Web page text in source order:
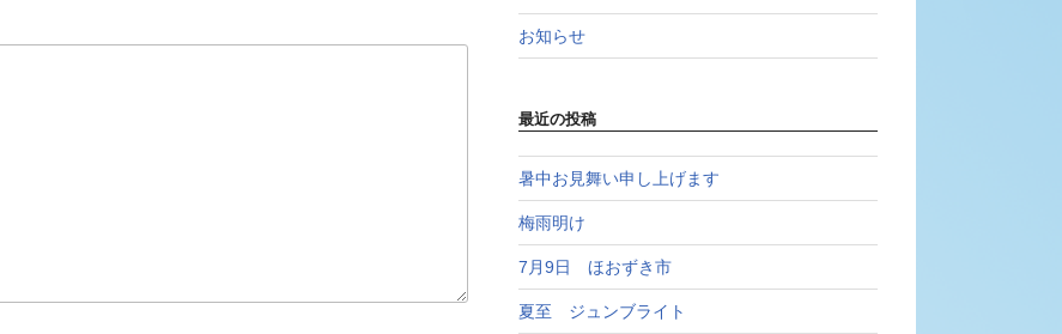
お知らせ
最近の投稿
暑中お見舞い申し上げます
梅雨明け
7月9日 ほおずき市
夏至 ジュンブライト